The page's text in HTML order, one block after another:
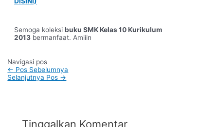
Semoga koleksibuku SMK Kelas 10 Kurikulum
2013 bermanfaat. Amiiin
Navigasi pos
← Pos Sebelumnya
Selanjutnya Pos →
Tinggalkan Komentar